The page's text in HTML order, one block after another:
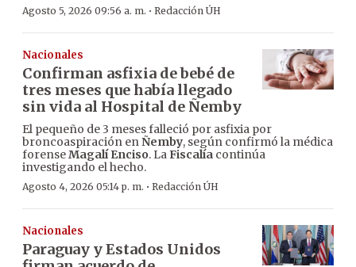
Agosto 5, 2026 09:56 a. m. · Redacción ÚH
Nacionales
Confirman asfixia de bebé de
tres meses que había llegado
sin vida al Hospital de Ñemby
El pequeño de 3 meses falleció por asfixia por
broncoaspiración enÑemby, según confirmó la médica
forenseMagalí Enciso. LaFiscalía continúa
investigando el hecho.
Agosto 4, 2026 05:14 p. m. · Redacción ÚH
Nacionales
Paraguay y Estados Unidos